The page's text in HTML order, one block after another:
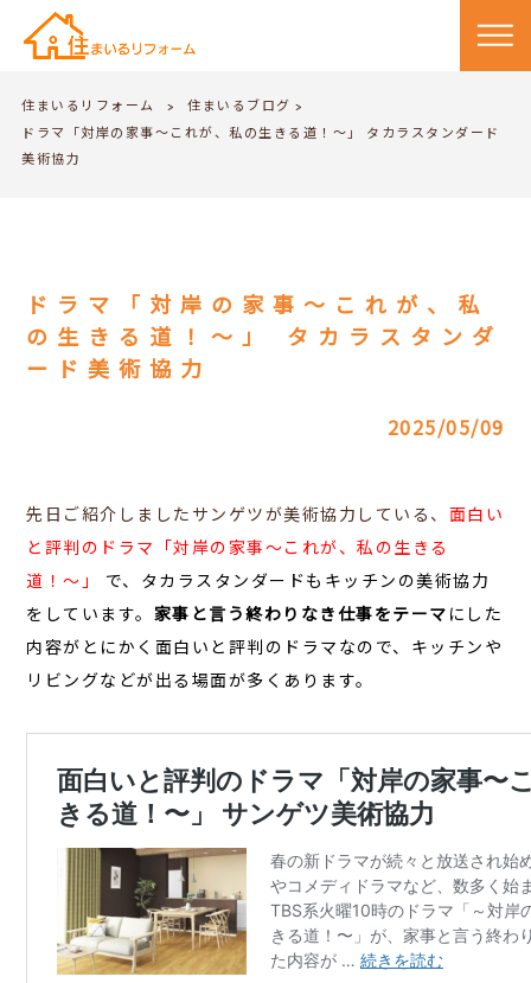
住まいるリフォーム > 住まいるブログ >
ドラマ「対岸の家事〜これが、私の生きる道！〜」 タカラスタンダード
美術協力
ドラマ「対岸の家事〜これが、私
の生きる道！〜」 タカラスタンダ
ード美術協力
2025/05/09
先日ご紹介しましたサンゲツが美術協力している、 面白い
と評判のドラマ「対岸の家事〜これが、私の生きる
道！〜」
で、タカラスタンダードもキッチンの美術協力
をしています。 家事と言う終わりなき仕事をテーマにした
内容がとにかく面白いと評判のドラマなので、キッチンや
リビングなどが出る場面が多くあります。